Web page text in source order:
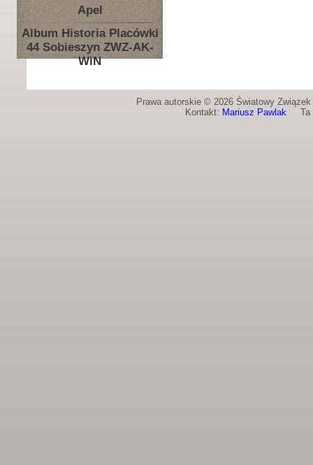
Apel
Album Historia Placówki
44 Sobieszyn ZWZ-AK-
WiN
Prawa autorskie © 2026 Światowy
Kontakt: Mariusz PawlakTa